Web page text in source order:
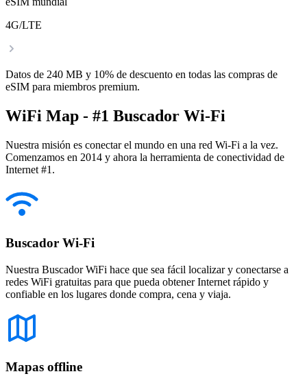
4G/LTE
Datos de 240 MB y 10% de descuento en todas las compras de
eSIM para miembros premium.
WiFi Map - #1 Buscador Wi-Fi
Nuestra misión es conectar el mundo en una red Wi-Fi a la vez.
Comenzamos en 2014 y ahora la herramienta de conectividad de
Internet #1.
Buscador Wi-Fi
Nuestra Buscador WiFi hace que sea fácil localizar y conectarse a
redes WiFi gratuitas para que pueda obtener Internet rápido y
confiable en los lugares donde compra, cena y viaja.
Mapas offline